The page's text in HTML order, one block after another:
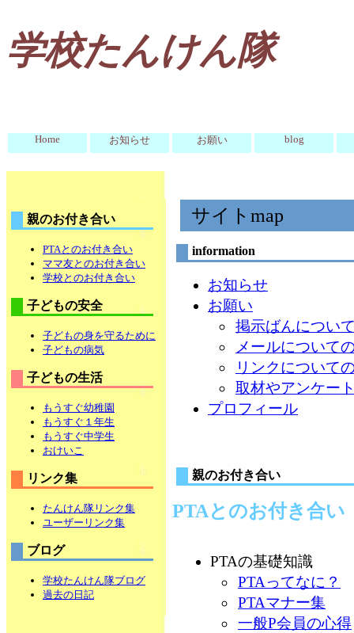
学校たんけん隊
Home お知らせ お願い blog
親のお付き合い
PTAとのお付き合い
ママ友とのお付き合い
学校とのお付き合い
子どもの安全
子どもの身を守るために
子どもの病気
子どもの生活
もうすぐ幼稚園
もうすぐ１年生
もうすぐ中学生
おけいこ
リンク集
たんけん隊リンク集
ユーザーリンク集
ブログ
学校たんけん隊ブログ
過去の日記
サイトmap
information
お知らせ
お願い
掲示ばんについ
メールについて
リンクについて
取材やアンケー
プロフィール
親のお付き合い
PTAとのお付き合い
PTAの基礎知識
PTAってなに？
PTAマナー集
一般P会員の心得